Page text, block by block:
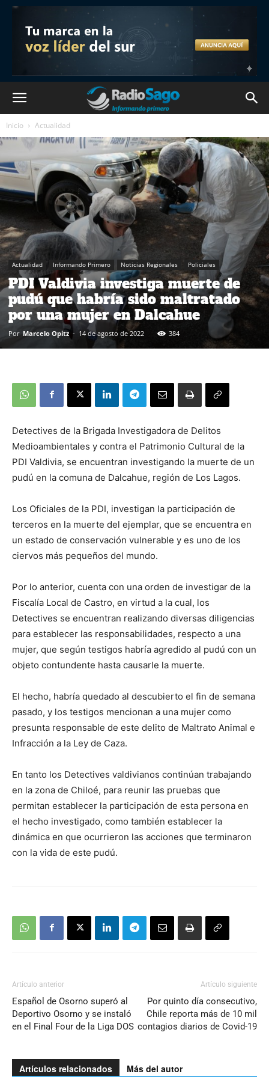
Inicio Actualidad
Actualidad Informando Primero Noticias Regionales Policiales
PDI Valdivia investiga muerte de
pudú que habría sido maltratado
por una mujer en Dalcahue
Por Marcelo Opitz - 14 de agosto de 2022 384
Detectives de la Brigada Investigadora de Delitos
Medioambientales y contra el Patrimonio Cultural de la
PDI Valdivia, se encuentran investigando la muerte de un
pudú en la comuna de Dalcahue, región de Los Lagos.
Los Oficiales de la PDI, investigan la participación de
terceros en la muerte del ejemplar, que se encuentra en
un estado de conservación vulnerable y es uno de los
ciervos más pequeños del mundo.
Por lo anterior, cuenta con una orden de investigar de la
Fiscalía Local de Castro, en virtud a la cual, los
Detectives se encuentran realizando diversas diligencias
para establecer las responsabilidades, respecto a una
mujer, que según testigos habría agredido al pudú con un
objeto contundente hasta causarle la muerte.
El hecho, habría quedado al descubierto el fin de semana
pasado, y los testigos mencionan a una mujer como
presunta responsable de este delito de Maltrato Animal e
Infracción a la Ley de Caza.
En tanto los Detectives valdivianos continúan trabajando
en la zona de Chiloé, para reunir las pruebas que
permitan establecer la participación de esta persona en
el hecho investigado, como también establecer la
dinámica en que ocurrieron las acciones que terminaron
con la vida de este pudú.
Artículo anterior
Español de Osorno superó al
Deportivo Osorno y se instaló
en el Final Four de la Liga DOS
Artículo siguiente
Por quinto día consecutivo,
Chile reporta más de 10 mil
contagios diarios de Covid-19
Artículos relacionados Más del autor